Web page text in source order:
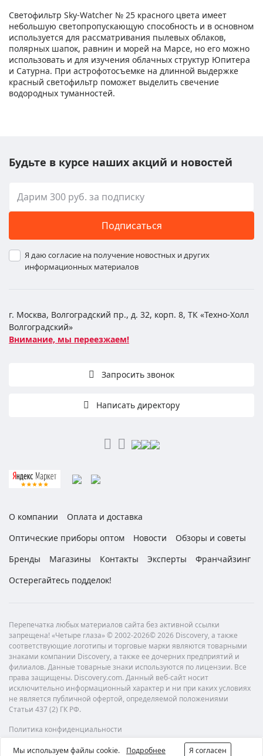
Светофильтр Sky-Watcher № 25 красного цвета имеет
небольшую светопропускающую способность и в основном
используется для рассматривания пылевых облаков,
полярных шапок, равнин и морей на Марсе, но его можно
использовать и для изучения облачных структур Юпитера
и Сатурна. При астрофотосъемке на длинной выдержке
красный светофильтр поможет выделить свечение
водородных туманностей.
Будьте в курсе наших акций и новостей
Подписаться
Я даю согласие на получение новостных и других
информационных материалов
г. Москва, Волгоградский пр., д. 32, корп. 8, ТК «Техно-Холл
Волгоградский»
Внимание, мы переезжаем!
Запросить звонок
Написать директору
О компании
Оплата и доставка
Оптические приборы оптом
Новости
Обзоры и советы
Бренды
Магазины Контакты Эксперты
Франчайзинг
Остерегайтесь подделок!
Перепечатка любых материалов сайта без активной ссылки
запрещена! «Четыре глаза» © 2002-2026© 2026 Discovery, а также
соответствующие логотипы и торговые марки являются товарными
знаками компании Discovery, а также ее дочерних предприятий и
филиалов. Данные товарные знаки используются по лицензии. Все
права защищены. Discovery.com. Данный веб-сайт носит
исключительно информационный характер и ни при каких условиях
не является публичной офертой, определяемой положениями
Статьи 437 (2) ГК РФ.
Политика конфиденциальности
Мы используем файлы cookie. Подробнее Я согласен